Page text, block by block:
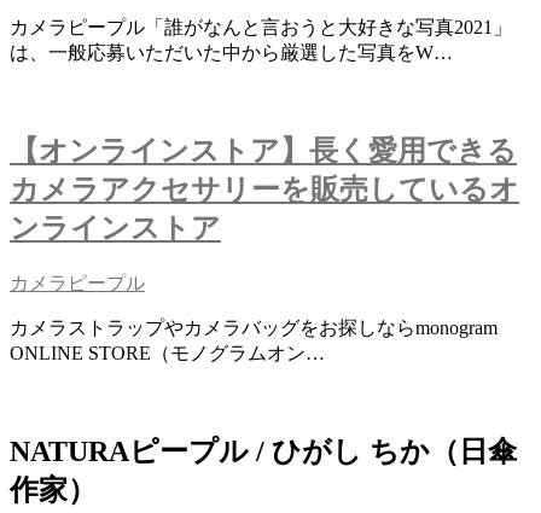
カメラピープル「誰がなんと言おうと大好きな写真2021」
は、一般応募いただいた中から厳選した写真をW…
【オンラインストア】長く愛用できる
カメラアクセサリーを販売しているオ
ンラインストア
カメラピープル
カメラストラップやカメラバッグをお探しならmonogram
ONLINE STORE（モノグラムオン…
NATURAピープル / ひがし ちか（日傘
作家）